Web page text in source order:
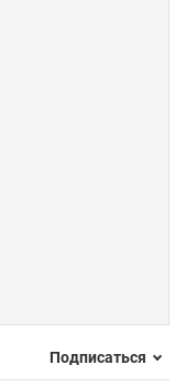
Подписаться